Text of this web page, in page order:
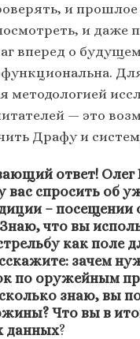
и прошлое
и даже
вперед о
методологией
— это
Драфу и
ответ! Олег
вас спросить об
–
что вы
как поле
зачем
по оружейным
знаю, вы
Что вы в
данных?